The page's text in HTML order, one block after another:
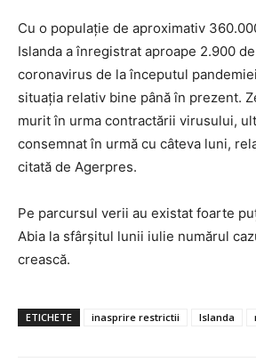
Cu o populaţie de aproximativ
Islanda a înregistrat aproape 2.900
coronavirus de la începutul
situaţia relativ bine până în prezent.
murit în urma contractării virusului,
consemnat în urmă cu câteva luni,
citată de Agerpres.
Pe parcursul verii au existat foarte
Abia la sfârşitul lunii iulie numărul
crească.
ETICHETE inasprire restrictii Islanda